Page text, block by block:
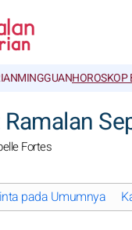
MINGGUAN
Ramalan
Fortes
pada Umumnya